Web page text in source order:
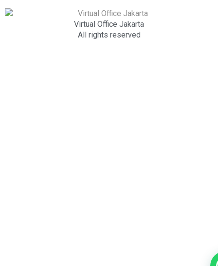
Virtual Office Jakarta
All rights reserved